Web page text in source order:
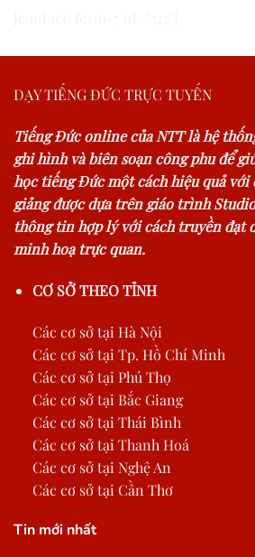
DẠY TIẾNG ĐỨC TRỰC TUYẾN
Tiếng Đức online của NTT là hệ
ghi hình và biên soạn công phu để
học tiếng Đức một cách hiệu quả với
giảng được dựa trên giáo trình
thông tin hợp lý với cách truyền đạt
minh hoạ trực quan.
CƠ SỞ THEO TỈNH
Các cơ sở tại Hà Nội
Các cơ sở tại Tp. Hồ Chí Minh
Các cơ sở tại Phú Thọ
Các cơ sở tại Bắc Giang
Các cơ sở tại Thái Bình
Các cơ sở tại Thanh Hoá
Các cơ sở tại Nghệ An
Các cơ sở tại Cần Thơ
Tin mới nhất